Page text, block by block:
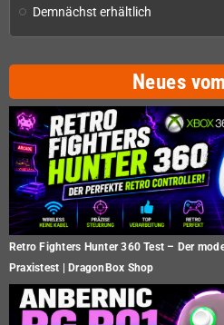
Demnächst erhältlich
Neues
Retro Fighters Hunter 360 Test – Der
Praxistest | DragonBox Shop